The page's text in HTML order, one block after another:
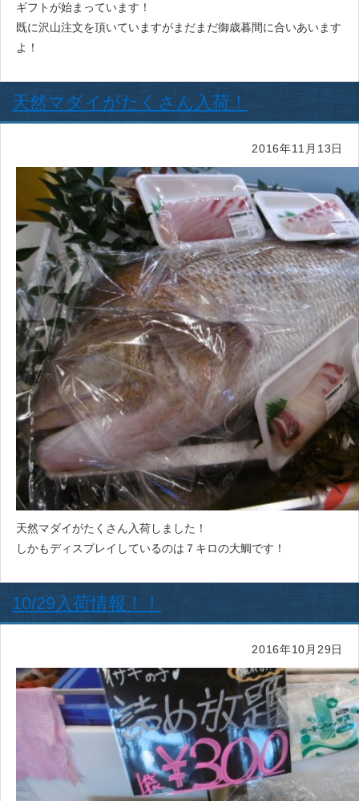
ギフトが始まっています！
既に沢山注文を頂いていますがまだまだ御歳暮間に合いあいます
よ！
天然マダイがたくさん入荷！
2016年11月13日
天然マダイがたくさん入荷しました！
しかもディスプレイしているのは７キロの大鯛です！
10/29入荷情報！！
2016年10月29日